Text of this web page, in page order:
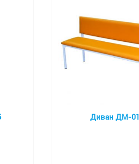
Диван ДМ-01